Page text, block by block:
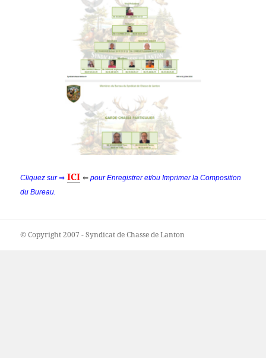
Cliquez sur⇒ ICI ⇐pour Enregistrer et/ou Imprimer la Composition
du Bureau.
© Copyright 2007 - Syndicat de Chasse de Lanton